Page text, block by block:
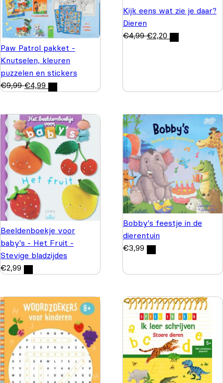
Paw Patrol pakket -
Knutselen, kleuren
puzzelen en stickers
€9,99 €4,99
Kijk eens wat zie je daar?
Dieren
€4,99 €2,20
Beeldenboekje voor
baby's - Het Fruit -
Stevige bladzijdes
€2,99
Bobby's feestje in de
dierentuin
€3,99